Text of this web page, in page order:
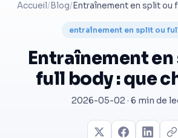
Accueil/ Blog/
entraînement en split ou
Entraînement
full body : que
2026-05-02 · 6 min de